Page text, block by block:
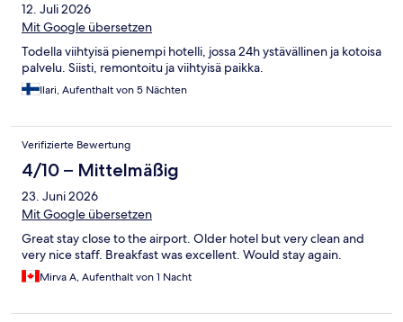
12. Juli 2026
Mit Google übersetzen
Todella viihtyisä pienempi hotelli, jossa 24h ystävällinen ja kotoisa
palvelu. Siisti, remontoitu ja viihtyisä paikka.
Ilari, Aufenthalt von 5 Nächten
Verifizierte Bewertung
4/10 – Mittelmäßig
23. Juni 2026
Mit Google übersetzen
Great stay close to the airport. Older hotel but very clean and
very nice staff. Breakfast was excellent. Would stay again.
Mirva A, Aufenthalt von 1 Nacht